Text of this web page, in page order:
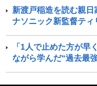
新渡戸稲造を読む親
ナソニック新監督ティ
「1人で止めた方が早
ながら学んだ“過去最